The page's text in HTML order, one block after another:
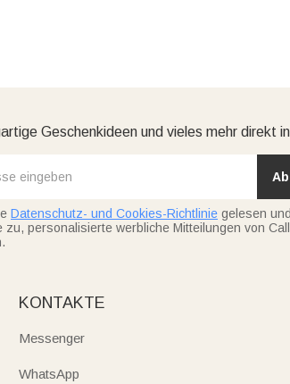
Geschenkideen und vieles mehr direkt
Datenschutz- und Cookies-Richtlinie gelesen
zu, personalisierte werbliche Mitteilungen von
KONTAKTE
Messenger
WhatsApp